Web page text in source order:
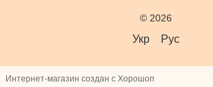
© 2026
Укр Рус
Интернет-магазин создан с Хорошоп